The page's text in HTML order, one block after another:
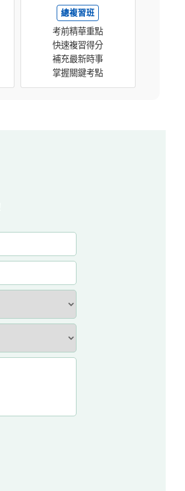
總複習班
考前精華重點
快速複習得分
補充最新時事
掌握關鍵考點